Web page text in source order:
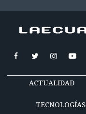
ACTUALIDAD
TECNOLOGÍAS